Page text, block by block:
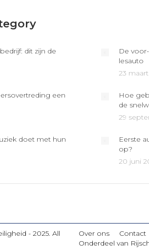
dit zijn de
De
lesauto
23
een
Hoe
de
29
doet met hun
Eerste
op?
20 juni
- 2025. All
Over ons Contact
Onderdeel van